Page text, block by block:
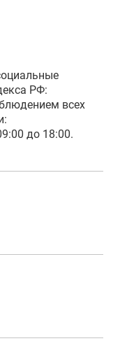
РФ:
всех
до 18:00.